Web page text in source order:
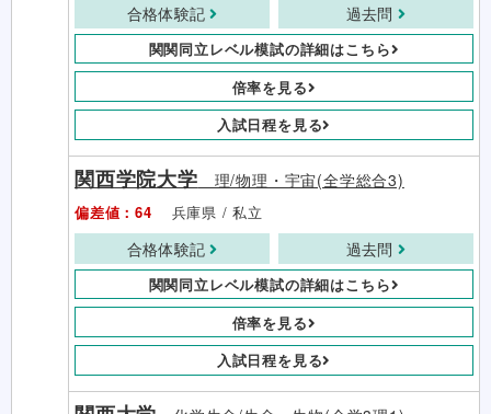
合格体験記 過去問
関関同立レベル模試の詳細はこちら
倍率を見る
入試日程を見る
関西学院大学 理/物理・宇宙(全学総合3)
偏差値：64 兵庫県 / 私立
合格体験記 過去問
関関同立レベル模試の詳細はこちら
倍率を見る
入試日程を見る